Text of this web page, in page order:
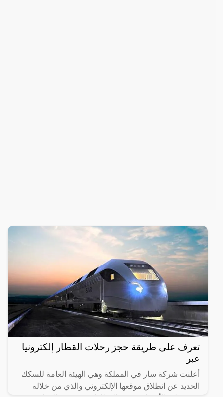
تعرف على طريقة حجز رحلات القطار إلكترونيا
عبر
أعلنت شركة سار في المملكة وهي الهيئة العامة للسكك
الحديد عن انطلاق موقعها الإلكتروني والذي من خلاله